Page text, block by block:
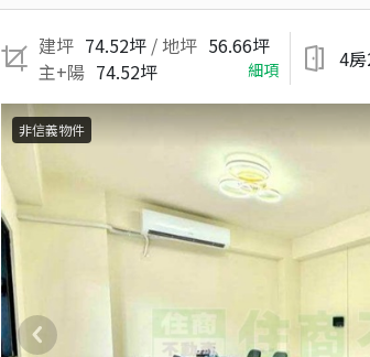
建坪 74.52坪 / 地坪 56.66坪
主+陽 74.52坪 細項 4
非信義物件